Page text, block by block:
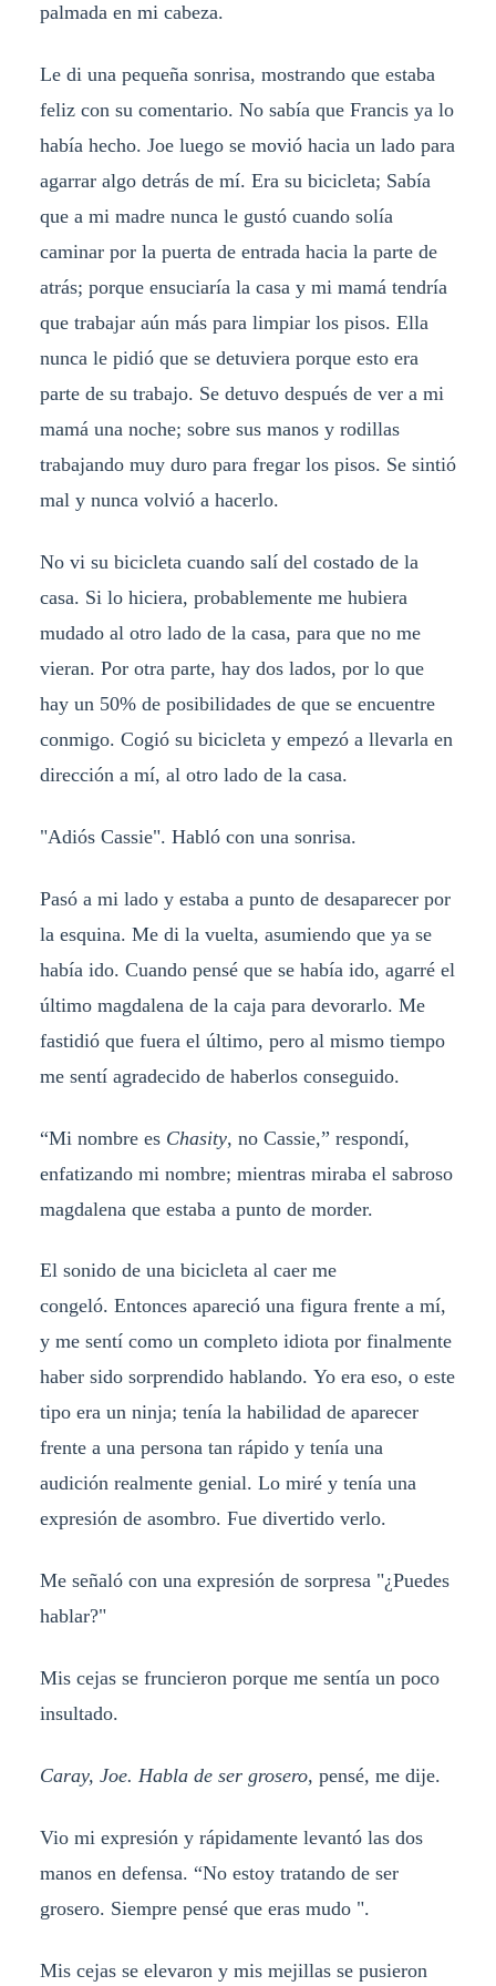
palmada en mi cabeza.
Le di una pequeña sonrisa, mostrando que estaba
feliz con su comentario. No sabía que Francis ya lo
había hecho. Joe luego se movió hacia un lado para
agarrar algo detrás de mí. Era su bicicleta; Sabía
que a mi madre nunca le gustó cuando solía
caminar por la puerta de entrada hacia la parte de
atrás; porque ensuciaría la casa y mi mamá tendría
que trabajar aún más para limpiar los pisos. Ella
nunca le pidió que se detuviera porque esto era
parte de su trabajo. Se detuvo después de ver a mi
mamá una noche; sobre sus manos y rodillas
trabajando muy duro para fregar los pisos. Se sintió
mal y nunca volvió a hacerlo.
No vi su bicicleta cuando salí del costado de la
casa. Si lo hiciera, probablemente me hubiera
mudado al otro lado de la casa, para que no me
vieran. Por otra parte, hay dos lados, por lo que
hay un 50% de posibilidades de que se encuentre
conmigo. Cogió su bicicleta y empezó a llevarla en
dirección a mí, al otro lado de la casa.
"Adiós Cassie". Habló con una sonrisa.
Pasó a mi lado y estaba a punto de desaparecer por
la esquina. Me di la vuelta, asumiendo que ya se
había ido. Cuando pensé que se había ido, agarré el
último magdalena de la caja para devorarlo. Me
fastidió que fuera el último, pero al mismo tiempo
me sentí agradecido de haberlos conseguido.
“Mi nombre es Chasity, no Cassie,” respondí,
enfatizando mi nombre; mientras miraba el sabroso
magdalena que estaba a punto de morder.
El sonido de una bicicleta al caer me
congeló. Entonces apareció una figura frente a mí,
y me sentí como un completo idiota por finalmente
haber sido sorprendido hablando. Yo era eso, o este
tipo era un ninja; tenía la habilidad de aparecer
frente a una persona tan rápido y tenía una
audición realmente genial. Lo miré y tenía una
expresión de asombro. Fue divertido verlo.
Me señaló con una expresión de sorpresa "¿Puedes
hablar?"
Mis cejas se fruncieron porque me sentía un poco
insultado.
Caray, Joe. Habla de ser grosero, pensé, me dije.
Vio mi expresión y rápidamente levantó las dos
manos en defensa. “No estoy tratando de ser
grosero. Siempre pensé que eras mudo ".
Mis cejas se elevaron y mis mejillas se pusieron